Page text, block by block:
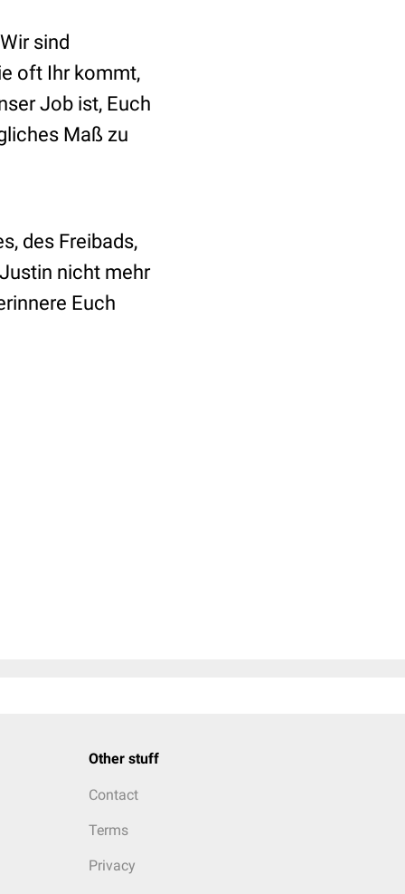
sind
oft Ihr kommt,
Job ist, Euch
Maß zu
des Freibads,
nicht mehr
Euch
Other stuff
Contact
Terms
Privacy